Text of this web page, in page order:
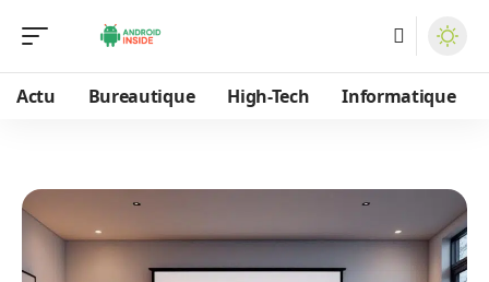
Actu Bureautique High-Tech Informatique